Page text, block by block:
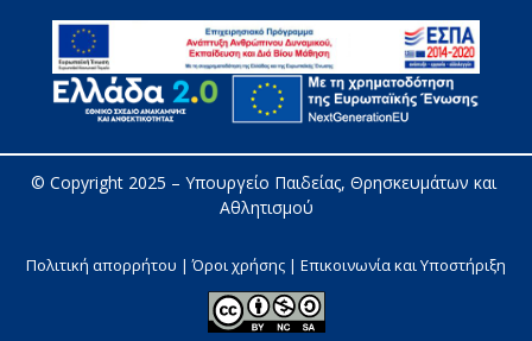
© Copyright 2025 – Υπουργείο Παιδείας, Θρησκευμάτων και
Αθλητισμού
Πολιτική απορρήτου | Όροι χρήσης | Επικοινωνία και Υποστήριξη